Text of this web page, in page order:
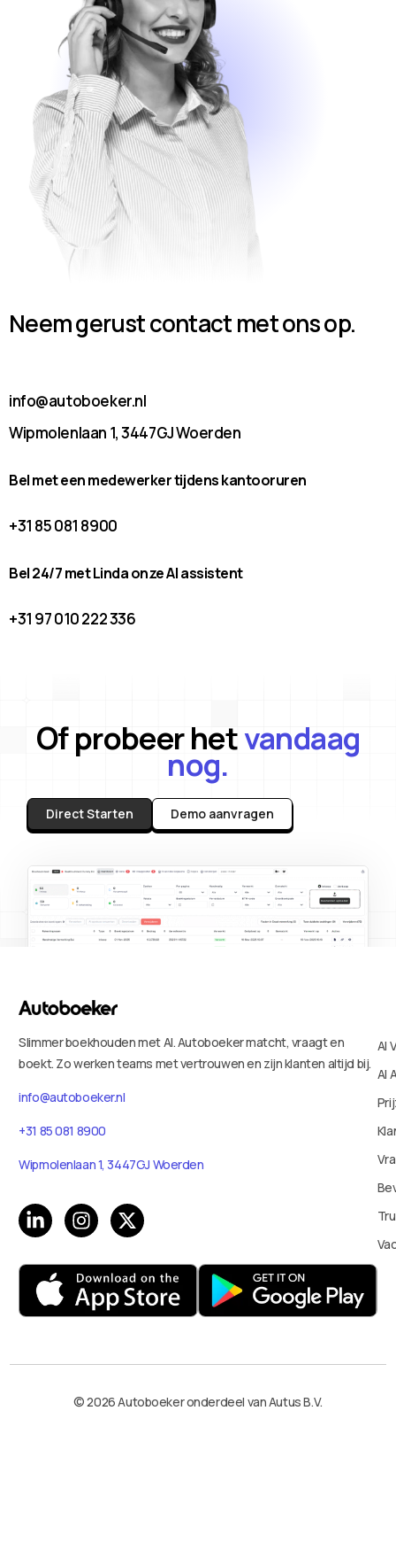
Neem gerust contact met ons op.
info@autoboeker.nl
Wipmolenlaan 1, 3447GJ Woerden
Bel met een medewerker tijdens kantooruren
+31 85 081 8900
Bel 24/7 met Linda onze AI assistent
+31 97 010 222 336
Of probeer hetvandaag
nog.
Direct Starten Demo aanvragen
Slimmer boekhouden met AI. Autoboeker matcht, vraagt en
boekt. Zo werken teams met vertrouwen en zijn klanten altijd bij.
info@autoboeker.nl
+31 85 081 8900
Wipmolenlaan 1, 3447GJ Woerden
AI
AI
© 2026 Autoboeker onderdeel van Autus B.V.